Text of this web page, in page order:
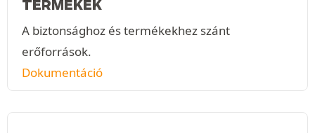
TERMÉKEK
A biztonsághoz és termékekhez szánt
erőforrások.
Dokumentáció